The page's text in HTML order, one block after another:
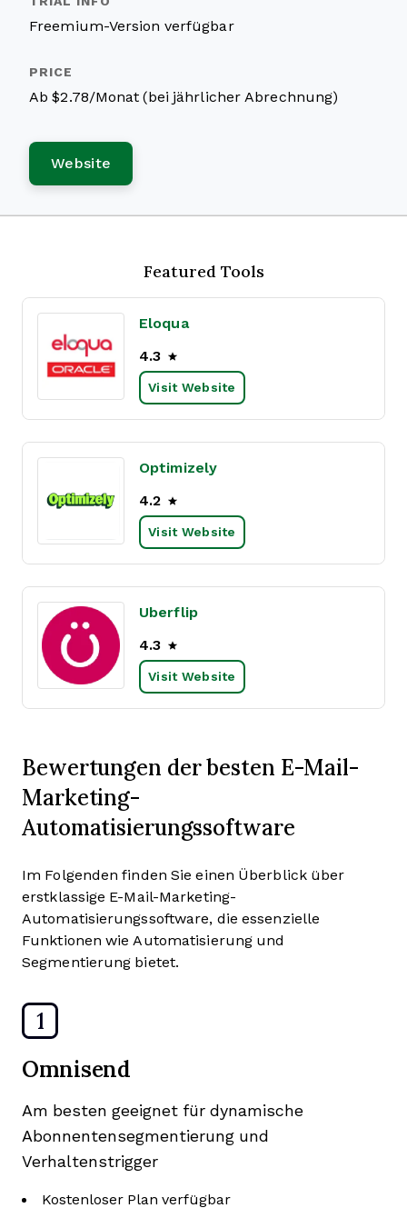
Freemium-Version verfügbar
Ab $2.78/Monat (bei jährlicher Abrechnung)
Website
Featured Tools
Eloqua
4.3
Visit Website
Optimizely
4.2
Visit Website
Uberflip
4.3
Visit Website
Bewertungen der besten E-Mail-
Marketing-
Automatisierungssoftware
Im Folgenden finden Sie einen Überblick über
erstklassige E-Mail-Marketing-
Automatisierungssoftware, die essenzielle
Funktionen wie Automatisierung und
Segmentierung bietet.
1
Omnisend
Am besten geeignet für dynamische
Abonnentensegmentierung und
Verhaltenstrigger
Kostenloser Plan verfügbar